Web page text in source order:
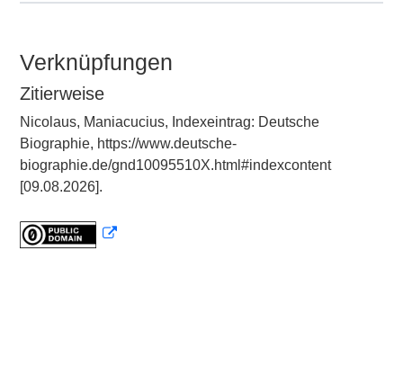
Verknüpfungen
Zitierweise
Nicolaus, Maniacucius, Indexeintrag: Deutsche
Biographie, https://www.deutsche-
biographie.de/gnd10095510X.html#indexcontent
[09.08.2026].